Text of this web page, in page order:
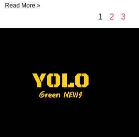
Read More »
1 2 3